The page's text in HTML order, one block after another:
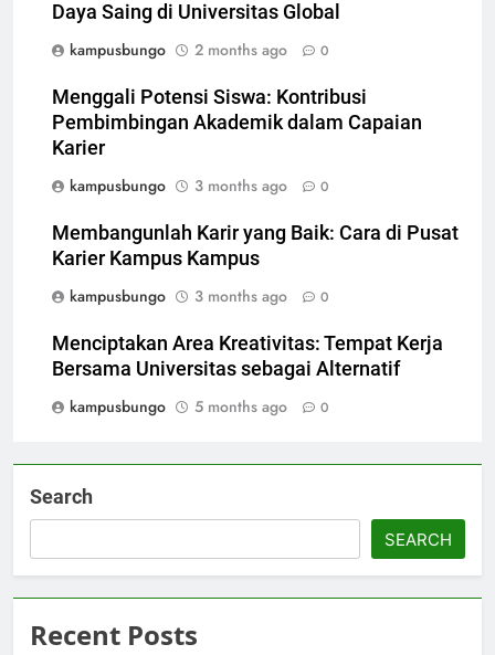
Daya Saing di Universitas Global
kampusbungo
2 months ago 0
Menggali Potensi Siswa: Kontribusi
Pembimbingan Akademik dalam Capaian
Karier
kampusbungo
3 months ago 0
Membangunlah Karir yang Baik: Cara di Pusat
Karier Kampus Kampus
kampusbungo
3 months ago 0
Menciptakan Area Kreativitas: Tempat Kerja
Bersama Universitas sebagai Alternatif
kampusbungo
5 months ago 0
Search
SEARCH
Recent Posts